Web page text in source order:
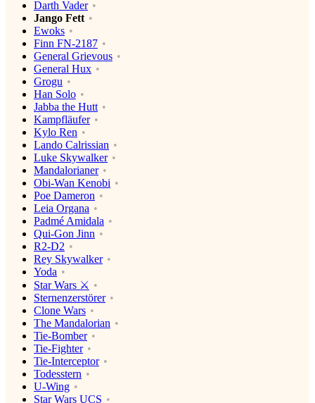
Darth Vader
Jango Fett
Ewoks
Finn FN-2187
General Grievous
General Hux
Grogu
Han Solo
Jabba the Hutt
Kampfläufer
Kylo Ren
Lando Calrissian
Luke Skywalker
Mandalorianer
Obi-Wan Kenobi
Poe Dameron
Leia Organa
Padmé Amidala
Qui-Gon Jinn
R2-D2
Rey Skywalker
Yoda
Star Wars ⚔️
Sternenzerstörer
Clone Wars
The Mandalorian
Tie-Bomber
Tie-Fighter
Tie-Interceptor
Todesstern
U-Wing
Star Wars UCS